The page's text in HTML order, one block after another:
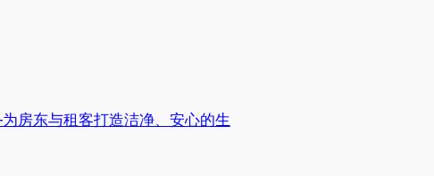
房东与租客打造洁净、安心的生